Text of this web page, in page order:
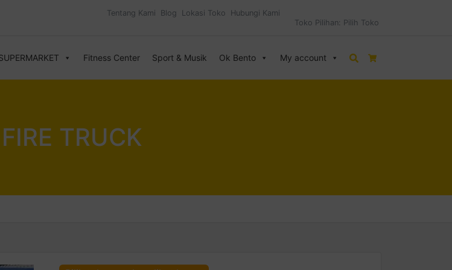
Tentang Kami Blog Lokasi Toko
Hubungi Kami
Toko Pilihan: Pilih Toko
Fitness Center Sport & Musik Ok Bento My account Search
TRUCK